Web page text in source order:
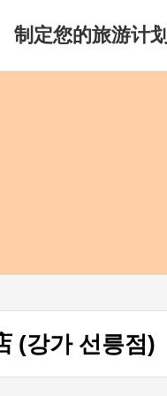
制定您的旅游计划
(강가 선릉점)